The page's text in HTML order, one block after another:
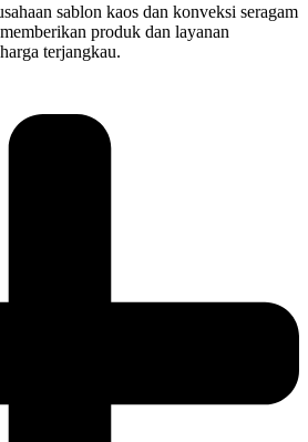
sablon kaos dan konveksi seragam
produk dan layanan
terjangkau.